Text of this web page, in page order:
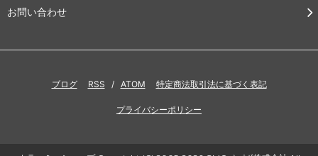
お問い合わせ
ブログ RSS / ATOM 特定商法取引法に基づく表記
プライバシーポリシー